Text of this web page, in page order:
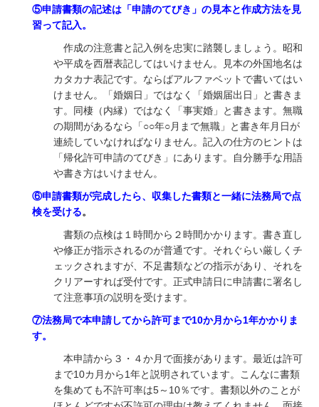
⑤申請書類の記述は「申請のてびき」の見本と作成方法を見
習って記入。
作成の注意書と記入例を忠実に踏襲しましょう。昭和
や平成を西暦表記してはいけません。見本の外国地名は
カタカナ表記です。ならばアルファベットで書いてはい
けません。「婚姻日」ではなく「婚姻届出日」と書きま
す。同棲（内縁）ではなく「事実婚」と書きます。無職
の期間があるなら「○○年○月まで無職」と書き年月日が
連続していなければなりません。記入の仕方のヒントは
「帰化許可申請のてびき」にあります。自分勝手な用語
や書き方はいけません。
⑥申請書類が完成したら、収集した書類と一緒に法務局で点
検を受ける。
書類の点検は１時間から２時間かかります。書き直し
や修正が指示されるのが普通です。それぐらい厳しくチ
ェックされますが、不足書類などの指示があり、それを
クリアーすれば受付です。正式申請日に申請書に署名し
て注意事項の説明を受けます。
⑦法務局で本申請してから許可まで10か月から1年かかりま
す。
本申請から３・４か月で面接があります。最近は許可
まで10カ月から1年と説明されています。こんなに書類
を集めても不許可率は5～10％です。書類以外のことが